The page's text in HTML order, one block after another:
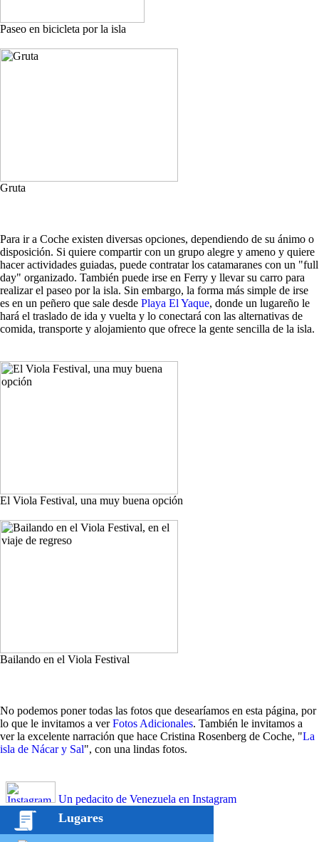
Paseo en bicicleta por la isla
Gruta
Para ir a Coche existen diversas opciones, dependiendo de su ánimo o
disposición. Si quiere compartir con un grupo alegre y ameno y quiere
hacer actividades guiadas, puede contratar los catamaranes con un "full
day" organizado. También puede irse en Ferry y llevar su carro para
realizar el paseo por la isla. Sin embargo, la forma más simple de irse
es en un peñero que sale desde Playa El Yaque, donde un lugareño le
hará el traslado de ida y vuelta y lo conectará con las alternativas de
comida, transporte y alojamiento que ofrece la gente sencilla de la isla.
El Viola Festival, una muy buena opción
Bailando en el Viola Festival
No podemos poner todas las fotos que desearíamos en esta página, por
lo que le invitamos a verFotos Adicionales. También le invitamos a
ver la excelente narración que hace Cristina Rosenberg de Coche, "La
isla de Nácar y Sal", con una lindas fotos.
Un pedacito de Venezuela en Instagram
Lugares